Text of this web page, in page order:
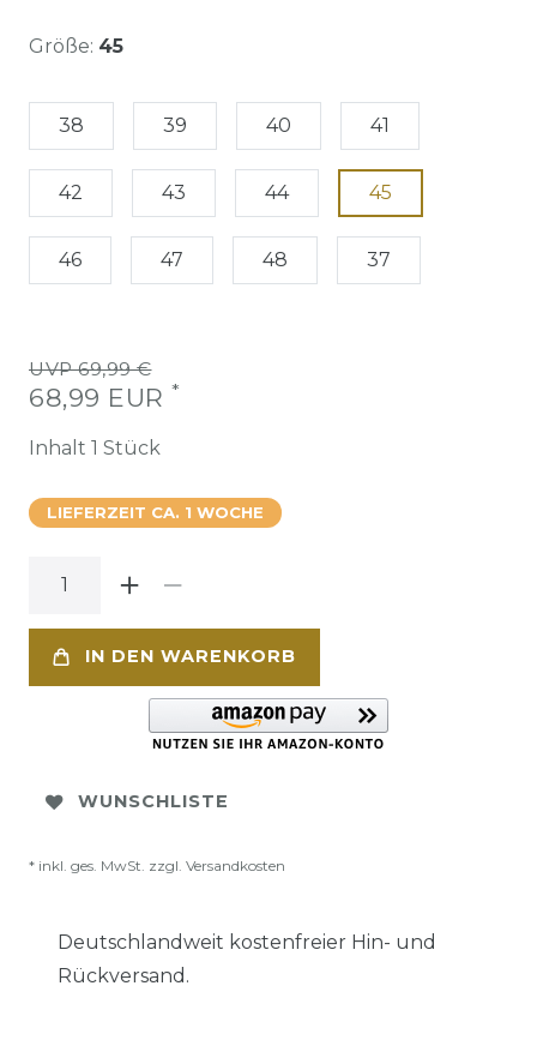
Größe: 45
38 39 40 41
42 43 44 45
46 47 48 37
UVP 69,99 €
68,99 EUR *
Inhalt 1 Stück
LIEFERZEIT CA. 1 WOCHE
IN DEN WARENKORB
WUNSCHLISTE
* inkl. ges. MwSt. zzgl. Versandkosten
Deutschlandweit kostenfreier Hin- und
Rückversand.